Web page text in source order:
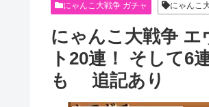
にゃんこ大戦争 ガチャ にゃんこ
にゃんこ大戦争
ト20連！ そして6
も 追記あり